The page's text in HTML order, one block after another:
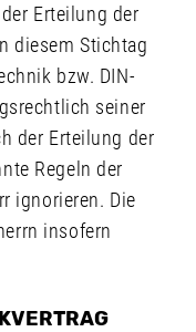
Erteilung der
diesem Stichtag
bzw. DIN-
seiner
der Erteilung der
Regeln der
ignorieren. Die
insofern